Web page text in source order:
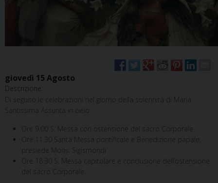
giovedì 15 Agosto
Descrizione:
Di seguito le celebrazioni nel giorno della solennità di Maria
Santissima Assunta in cielo.
Ore 9.00 S. Messa con ostensione del sacro Corporale
Ore 11.30 Santa Messa pontificale e Benedizione papale;
presiede Mons. Sigismondi
Ore 18.30 S. Messa capitolare e conclusione dell’ostensione
del sacro Corporale.